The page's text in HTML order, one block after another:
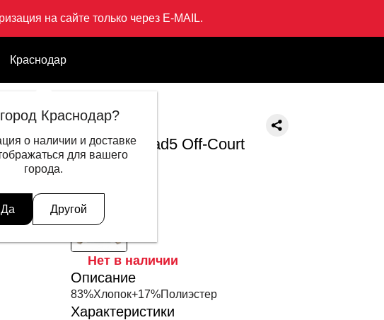
на сайте только через E-MAIL.
Краснодар
Краснодар?
о наличии и доставке
для вашего
города.
Да Другой
LI-NING
Ветровка Bad5 Off-Court
13 999 ₽
Нет в наличии
Описание
83%Хлопок+17%Полиэстер
Характеристики